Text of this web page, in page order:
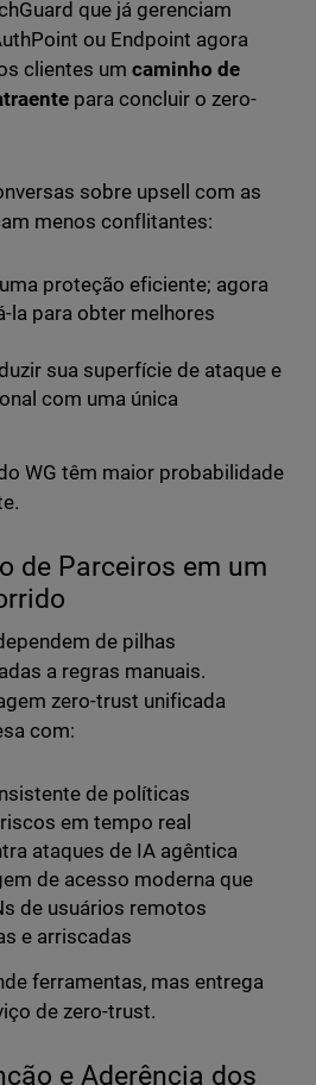
que já gerenciam
ou Endpoint agora
clientes umcaminho de
para concluir o zero-
sobre upsell com as
menos conflitantes:
proteção eficiente; agora
la para obter melhores
sua superfície de ataque e
com uma única
WG têm maior probabilidade
de Parceiros em um
de pilhas
a regras manuais.
zero-trust unificada
com:
de políticas
em tempo real
ataques de IA agêntica
de acesso moderna que
de usuários remotos
e arriscadas
ferramentas, mas entrega
de zero-trust.
e Aderência dos